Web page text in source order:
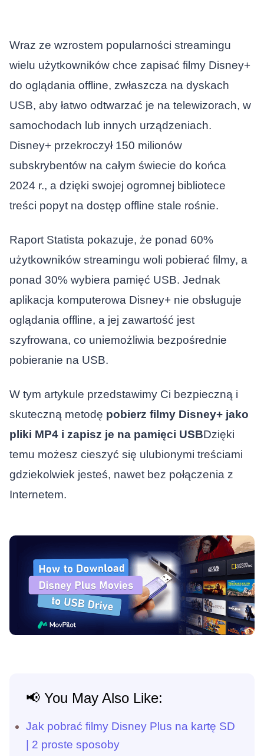
Wraz ze wzrostem popularności streamingu
wielu użytkowników chce zapisać filmy Disney+
do oglądania offline, zwłaszcza na dyskach
USB, aby łatwo odtwarzać je na telewizorach, w
samochodach lub innych urządzeniach.
Disney+ przekroczył 150 milionów
subskrybentów na całym świecie do końca
2024 r., a dzięki swojej ogromnej bibliotece
treści popyt na dostęp offline stale rośnie.
Raport Statista pokazuje, że ponad 60%
użytkowników streamingu woli pobierać filmy, a
ponad 30% wybiera pamięć USB. Jednak
aplikacja komputerowa Disney+ nie obsługuje
oglądania offline, a jej zawartość jest
szyfrowana, co uniemożliwia bezpośrednie
pobieranie na USB.
W tym artykule przedstawimy Ci bezpieczną i
skuteczną metodę pobierz filmy Disney+ jako
pliki MP4 i zapisz je na pamięci USBDzięki
temu możesz cieszyć się ulubionymi treściami
gdziekolwiek jesteś, nawet bez połączenia z
Internetem.
📢 You May Also Like:
Jak pobrać filmy Disney Plus na kartę SD
| 2 proste sposoby